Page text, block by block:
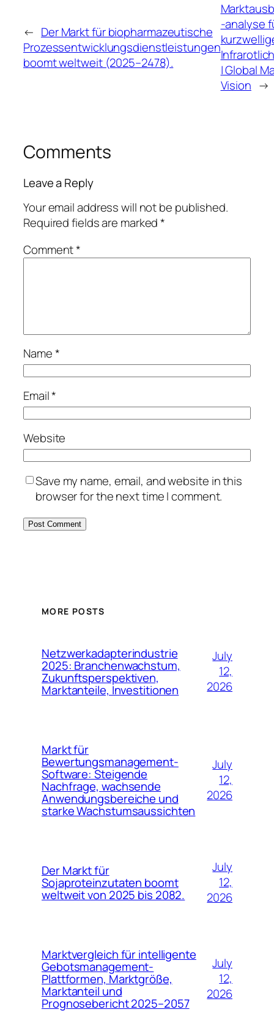
← Der Markt für biopharmazeutische
Prozessentwicklungsdienstleistungen
boomt weltweit (2025–2478).
-analyse
| Global
Vision →
Comments
Leave a Reply
Your email address will not be published.
Required fields are marked*
Comment*
Name*
Email*
Website
Save my name, email, and website in this
browser for the next time I comment.
MORE POSTS
Netzwerkadapterindustrie
2025: Branchenwachstum,
Zukunftsperspektiven,
Marktanteile, Investitionen
July
12,
2026
Markt für
Bewertungsmanagement-
Software: Steigende
Nachfrage, wachsende
Anwendungsbereiche und
starke Wachstumsaussichten
July
12,
2026
Der Markt für
Sojaproteinzutaten boomt
weltweit von 2025 bis 2082.
July
12,
2026
Marktvergleich für intelligente
Gebotsmanagement-
Plattformen, Marktgröße,
Marktanteil und
Prognosebericht 2025–2057
July
12,
2026